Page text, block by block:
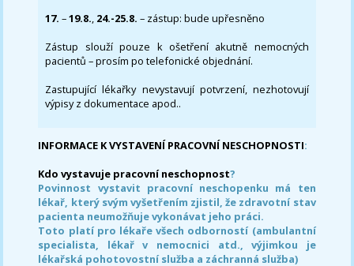
17. –19.8., 24.-25.8. – zástup: bude upřesněno
Zástup slouží pouze k ošetření akutně nemocných
pacientů – prosím po telefonické objednání.
Zastupující lékařky nevystavují potvrzení, nezhotovují
výpisy z dokumentace apod..
INFORMACE K VYSTAVENÍ PRACOVNÍ NESCHOPNOSTI:
Kdo vystavuje pracovní neschopnost?
Povinnost vystavit pracovní neschopenku má ten
lékař, který svým vyšetřením zjistil, že zdravotní stav
pacienta neumožňuje vykonávat jeho práci.
Toto platí pro lékaře všech odborností (ambulantní
specialista, lékař v nemocnici atd., výjimkou je
lékařská pohotovostní služba a záchranná služba)